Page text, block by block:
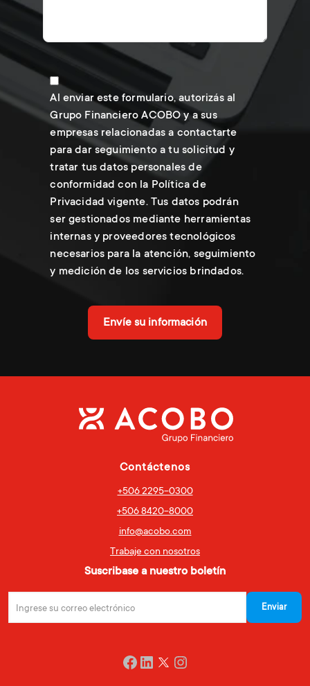
Al enviar este formulario, autorizás al
Grupo Financiero ACOBO y a sus
empresas relacionadas a contactarte
para dar seguimiento a tu solicitud y
tratar tus datos personales de
conformidad con la Política de
Privacidad vigente. Tus datos podrán
ser gestionados mediante herramientas
internas y proveedores tecnológicos
necesarios para la atención, seguimiento
y medición de los servicios brindados.
Contáctenos
+506 2295-0300
+506 8420-8000
info@acobo.com
Trabaje con nosotros
Suscribase a nuestro boletín
Facebook LinkedIn Twitter Instagram